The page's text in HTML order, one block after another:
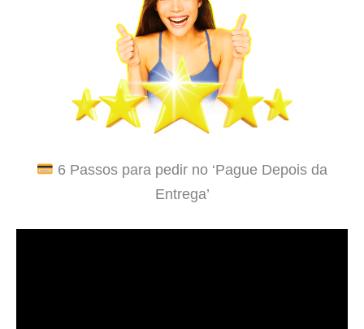
6 Passos para pedir no ‘Pague Depois da
Entrega’